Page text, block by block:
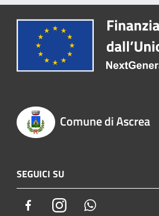
Comune di Ascrea
SEGUICI SU
FacebookInstagram